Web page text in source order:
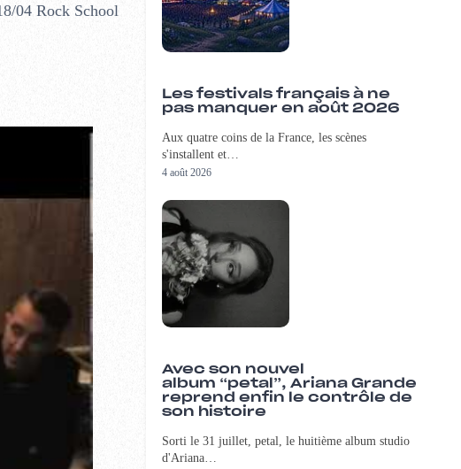
04 Rock School
Les festivals français à ne
pas manquer en août 2026
Aux quatre coins de la France, les scènes
s'installent et…
4 août 2026
Avec son nouvel
album “petal”, Ariana Grande
reprend enfin le contrôle de
son histoire
Sorti le 31 juillet, petal, le huitième album studio
d'Ariana…